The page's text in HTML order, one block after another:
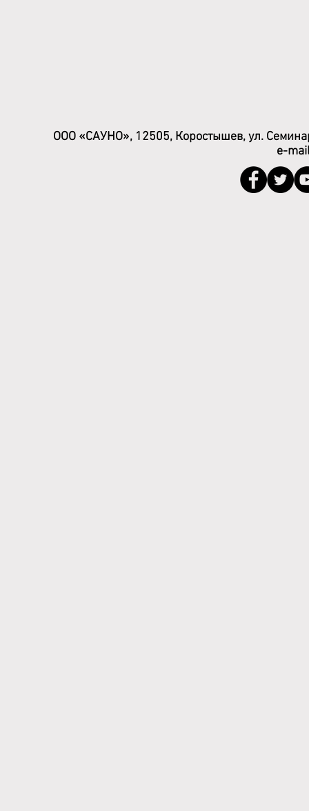
ООО «САУНО», 12505, Коростышев, ул.
e-